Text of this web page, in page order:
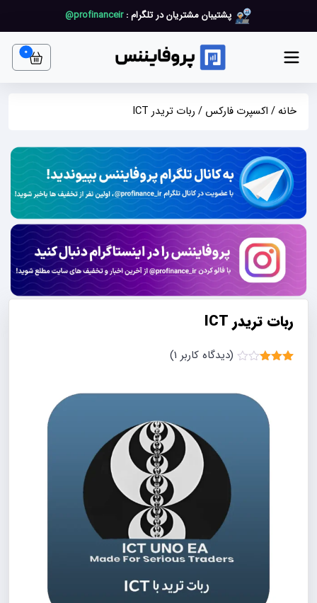
پشتیبان مشتریان در تلگرام :profinanceir@
0
item
خانه/ اکسپرت فارکس / ربات تریدر ICT
ربات تریدر ICT
مشتری
(دیدگاه کاربر 1
)